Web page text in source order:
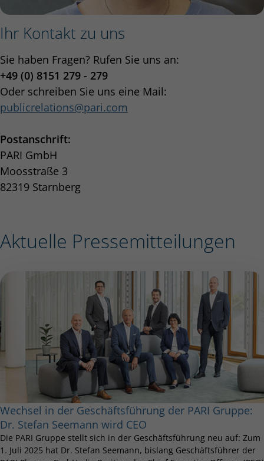
Ihr Kontakt zu uns
Sie haben Fragen? Rufen Sie uns an:
+49 (0) 8151 279 - 279
Oder schreiben Sie uns eine Mail:
publicrelations
pari.com
Postanschrift:
PARI GmbH
Moosstraße 3
82319 Starnberg
Aktuelle Pressemitteilungen
Wechsel in der Geschäftsführung der PARI Gruppe:
Dr. Stefan Seemann wird CEO
Die PARI Gruppe stellt sich in der Geschäftsführung neu auf: Zum
1. Juli 2025 hat Dr. Stefan Seemann, bislang Geschäftsführer der